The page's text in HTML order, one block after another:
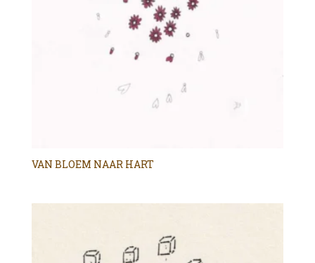
VAN BLOEM NAAR HART